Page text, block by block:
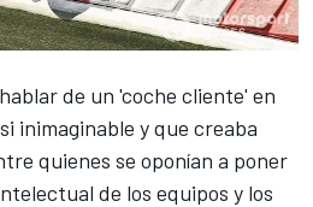
de un 'coche cliente' en
inimaginable y que creaba
quienes se oponían a poner
de los equipos y los